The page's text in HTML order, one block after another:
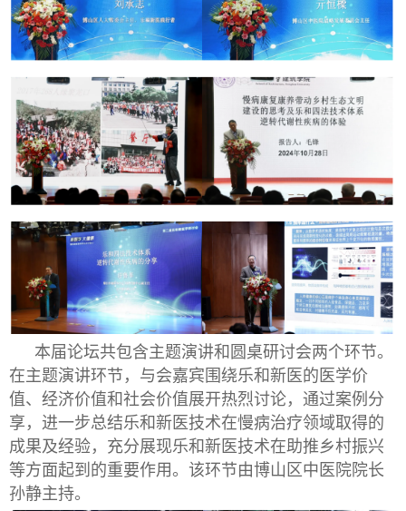
本届论坛共包含主题演讲和圆桌研讨会两个环节。
在主题演讲环节，与会嘉宾围绕乐和新医的医学价
值、经济价值和社会价值展开热烈讨论，通过案例分
享，进一步总结乐和新医技术在慢病治疗领域取得的
成果及经验，充分展现乐和新医技术在助推乡村振兴
等方面起到的重要作用。该环节由博山区中医院院长
孙静主持。